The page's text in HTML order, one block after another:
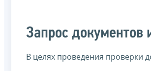
Запрос
В целях проведения проверки